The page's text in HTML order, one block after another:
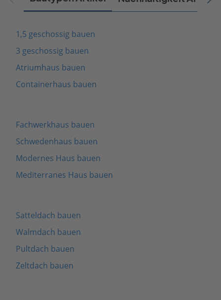
1,5 geschossig bauen
3 geschossig bauen
Atriumhaus bauen
Containerhaus bauen
Fachwerkhaus bauen
Schwedenhaus bauen
Modernes Haus bauen
Mediterranes Haus bauen
Satteldach bauen
Walmdach bauen
Pultdach bauen
Zeltdach bauen